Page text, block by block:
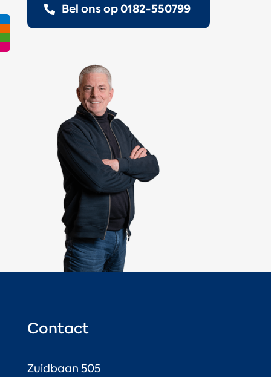
Bel ons op 0182-550799
Contact
Zuidbaan 505